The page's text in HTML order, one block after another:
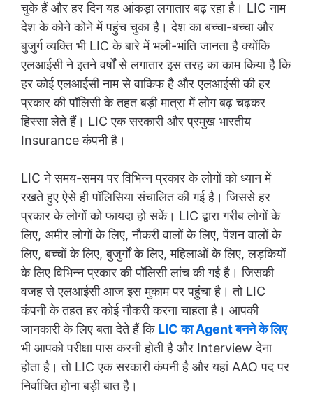
चुके हैं और हर दिन यह आंकड़ा लगातार बढ़ रहा है। LIC नाम
देश के कोने कोने में पहुंच चुका है। देश का बच्चा-बच्चा और
बुजुर्ग व्यक्ति भी LIC के बारे में भली-भांति जानता है क्योंकि
एलआईसी ने इतने वर्षों से लगातार इस तरह का काम किया है कि
हर कोई एलआईसी नाम से वाकिफ है और एलआईसी की हर
प्रकार की पॉलिसी के तहत बड़ी मात्रा में लोग बढ़ चढ़कर
हिस्सा लेते हैं। LIC एक सरकारी और प्रमुख भारतीय
Insurance कंपनी है।
LIC ने समय-समय पर विभिन्न प्रकार के लोगों को ध्यान में
रखते हुए ऐसे ही पॉलिसिया संचालित की गई है। जिससे हर
प्रकार के लोगों को फायदा हो सकें। LIC द्वारा गरीब लोगों के
लिए, अमीर लोगों के लिए, नौकरी वालों के लिए, पेंशन वालों के
लिए, बच्चों के लिए, बुजुर्गों के लिए, महिलाओं के लिए, लड़कियों
के लिए विभिन्न प्रकार की पॉलिसी लांच की गई है। जिसकी
वजह से एलआईसी आज इस मुकाम पर पहुंचा है। तो LIC
कंपनी के तहत हर कोई नौकरी करना चाहता है। आपकी
जानकारी के लिए बता देते हैं कि LIC का Agent बनने के लिए
भी आपको परीक्षा पास करनी होती है और Interview देना
होता है। तो LIC एक सरकारी कंपनी है और यहां AAO पद पर
निर्वाचित होना बड़ी बात है।